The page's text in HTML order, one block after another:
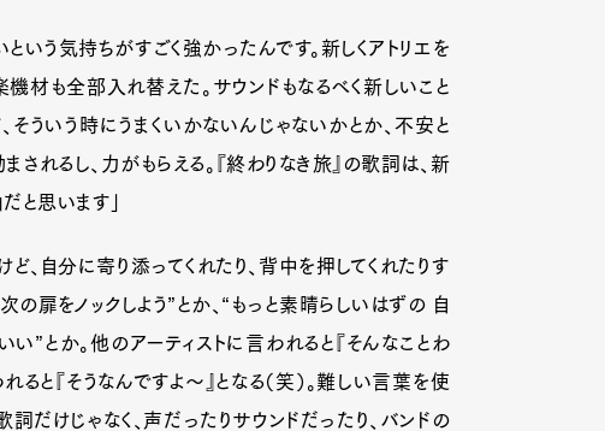
いう気持ちがすごく強かったんです。新しくアトリエを
材も全部入れ替えた。サウンドもなるべく新しいこと
そういう時にうまくいかないんじゃないかとか、不安と
されるし、力がもらえる。『終わりなき旅』の歌詞は、新
と思います」
、自分に寄り添ってくれたり、背中を押してくれたりす
扉をノックしよう”とか、“もっと素晴らしいはずの 自
”とか。他のアーティストに言われると『そんなことわ
ると『そうなんですよ〜』となる（笑）。難しい言葉を使
だけじゃなく、声だったりサウンドだったり、バンドの